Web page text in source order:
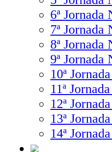
6ª
7ª
8ª
9ª
10ª
11ª
12ª
13ª
14ª